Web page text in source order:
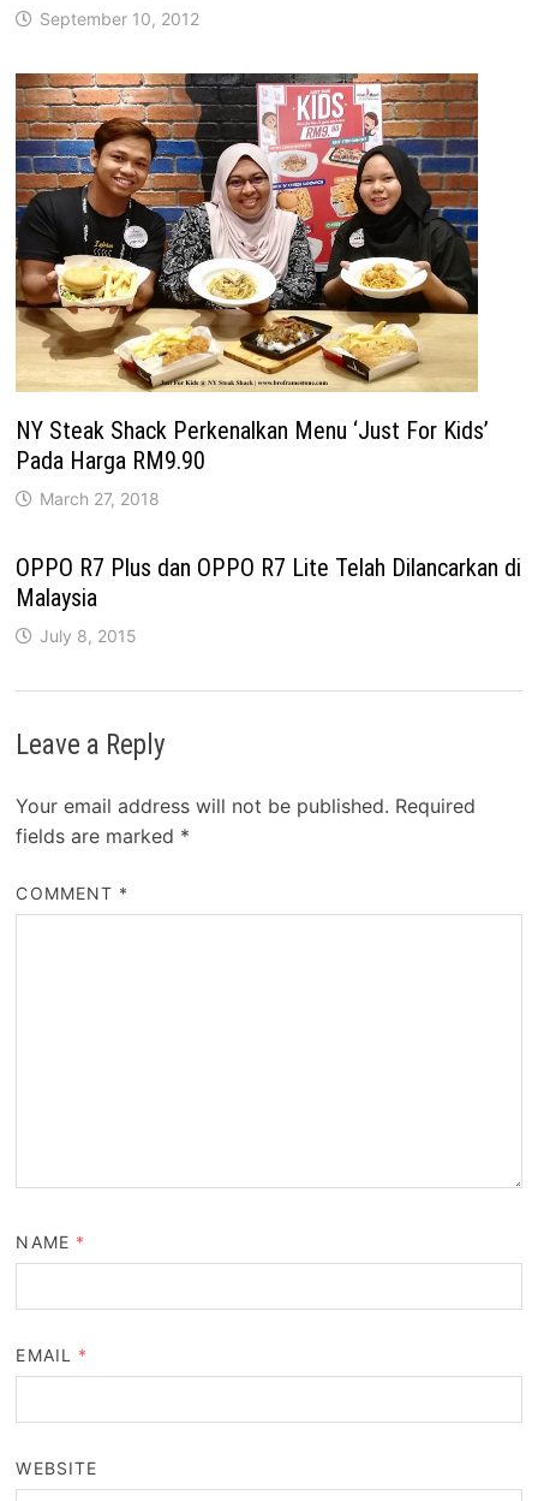
September 10, 2012
NY Steak Shack Perkenalkan Menu ‘Just For Kids’
Pada Harga RM9.90
March 27, 2018
OPPO R7 Plus dan OPPO R7 Lite Telah Dilancarkan di
Malaysia
July 8, 2015
Leave a Reply
Your email address will not be published. Required
fields are marked *
COMMENT *
NAME *
EMAIL *
WEBSITE